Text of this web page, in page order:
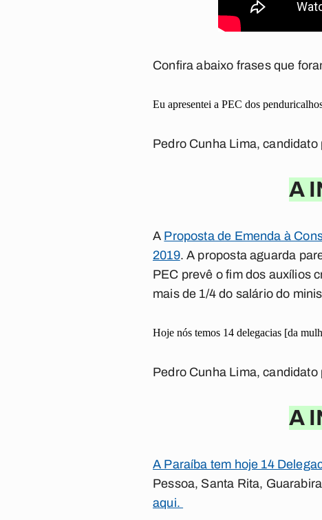
Confira abaixo frases que
Eu apresentei a PEC dos
Pedro Cunha Lima,
A
A Proposta de Emenda à
2019. A proposta aguarda
PEC prevê o fim dos auxílios
mais de 1/4 do salário do
Hoje nós temos 14 delegacias [da
Pedro Cunha Lima,
A
A Paraíba tem hoje 14
Pessoa, Santa Rita,
aqui.